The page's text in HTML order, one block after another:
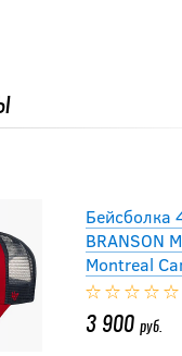
4 200
Бейсболка
BRANSON
Montreal
3 900 руб.